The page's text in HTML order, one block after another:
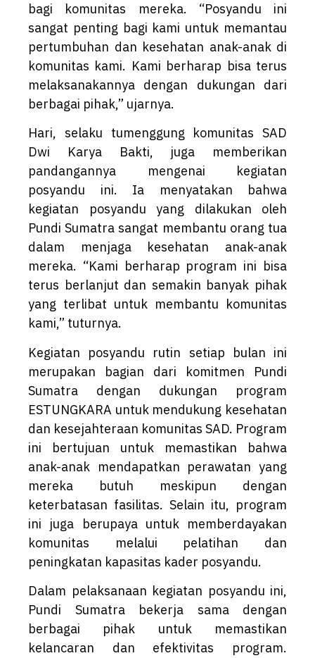
bagi komunitas mereka. “Posyandu ini
sangat penting bagi kami untuk memantau
pertumbuhan dan kesehatan anak-anak di
komunitas kami. Kami berharap bisa terus
melaksanakannya dengan dukungan dari
berbagai pihak,” ujarnya.
Hari, selaku tumenggung komunitas SAD
Dwi Karya Bakti, juga memberikan
pandangannya mengenai kegiatan
posyandu ini. Ia menyatakan bahwa
kegiatan posyandu yang dilakukan oleh
Pundi Sumatra sangat membantu orang tua
dalam menjaga kesehatan anak-anak
mereka. “Kami berharap program ini bisa
terus berlanjut dan semakin banyak pihak
yang terlibat untuk membantu komunitas
kami,” tuturnya.
Kegiatan posyandu rutin setiap bulan ini
merupakan bagian dari komitmen Pundi
Sumatra dengan dukungan program
ESTUNGKARA untuk mendukung kesehatan
dan kesejahteraan komunitas SAD. Program
ini bertujuan untuk memastikan bahwa
anak-anak mendapatkan perawatan yang
mereka butuh meskipun dengan
keterbatasan fasilitas. Selain itu, program
ini juga berupaya untuk memberdayakan
komunitas melalui pelatihan dan
peningkatan kapasitas kader posyandu.
Dalam pelaksanaan kegiatan posyandu ini,
Pundi Sumatra bekerja sama dengan
berbagai pihak untuk memastikan
kelancaran dan efektivitas program.